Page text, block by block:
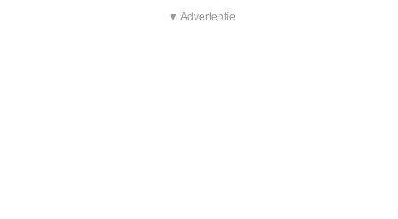
▼ Advertentie